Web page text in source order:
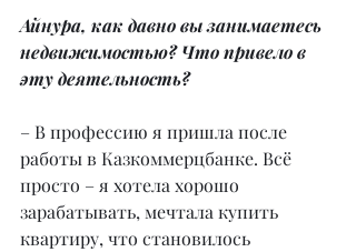
Айнура, как давно вы занимаетесь
недвижимостью? Что привело в
эту деятельность?
– В профессию я пришла после
работы в Казкоммерцбанке. Всё
просто – я хотела хорошо
зарабатывать, мечтала купить
квартиру, что становилось